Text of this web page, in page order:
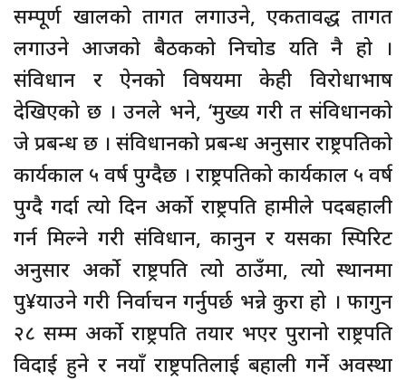
सम्पूर्ण खालको तागत लगाउने, एकतावद्ध तागत
लगाउने आजको बैठकको निचोड यति नै हो ।
संविधान र ऐनको विषयमा केही विरोधाभाष
देखिएको छ । उनले भने, ‘मुख्य गरी त संविधानको
जे प्रबन्ध छ । संविधानको प्रबन्ध अनुसार राष्ट्रपतिको
कार्यकाल ५ वर्ष पुग्दैछ । राष्ट्रपतिको कार्यकाल ५ वर्ष
पुग्दै गर्दा त्यो दिन अर्को राष्ट्रपति हामीले पदबहाली
गर्न मिल्ने गरी संविधान, कानुन र यसका स्पिरिट
अनुसार अर्को राष्ट्रपति त्यो ठाउँमा, त्यो स्थानमा
पु¥याउने गरी निर्वाचन गर्नुपर्छ भन्ने कुरा हो । फागुन
२८ सम्म अर्को राष्ट्रपति तयार भएर पुरानो राष्ट्रपति
विदाई हुने र नयाँ राष्ट्रपतिलाई बहाली गर्ने अवस्था